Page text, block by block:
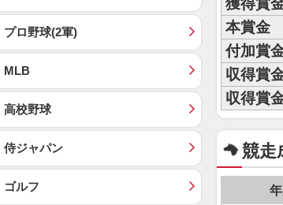
獲得賞
本賞金
付加賞
収得賞
収得賞
競走
プロ野球(2軍)
MLB
高校野球
侍ジャパン
ゴルフ